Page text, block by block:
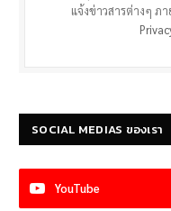
แจ้งข่าวสารต่างๆ ภ
SOCIAL MEDIAS ของเรา
YouTube